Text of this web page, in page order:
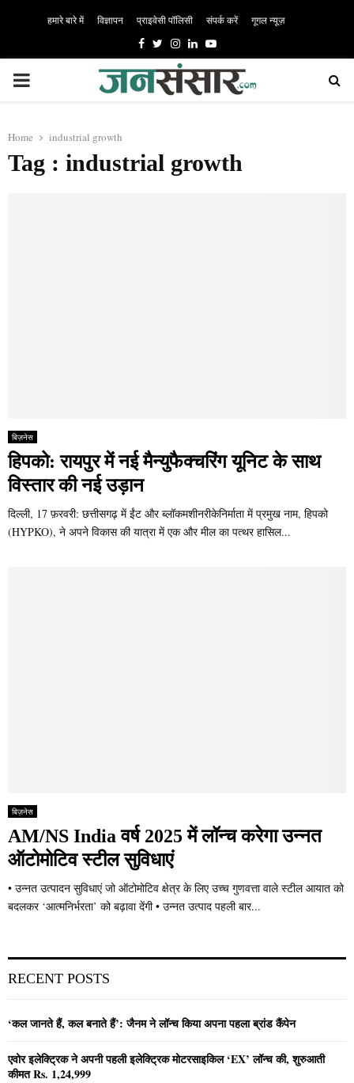
हमारे बारे में विज्ञापन प्राइवेसी पॉलिसी संपर्क करें गूगल न्यूज़
Facebook
TwitterInstagram
LinkedinYoutube
PRIMARY
Home industrial growth
Tag : industrial growth
बिज़नेस
हिपको: रायपुर में नई मैन्युफैक्चरिंग यूनिट के साथ
विस्तार की नई उड़ान
दिल्ली, 17 फ़रवरी: छत्तीसगढ़ में ईंट और ब्लॉकमशीनरीकेनिर्माता में प्रमुख नाम, हिपको
(HYPKO), ने अपने विकास की यात्रा में एक और मील का पत्थर हासिल...
बिज़नेस
AM/NS India वर्ष 2025 में लॉन्च करेगा उन्नत
ऑटोमोटिव स्टील सुविधाएं
• उन्नत उत्पादन सुविधाएं जो ऑटोमोटिव क्षेत्र के लिए उच्च गुणवत्ता वाले स्टील आयात को
बदलकर ‘आत्मनिर्भरता’ को बढ़ावा देंगी • उन्नत उत्पाद पहली बार...
RECENT POSTS
‘कल जानते हैं, कल बनाते हैं’: जैनम ने लॉन्च किया अपना पहला ब्रांड कैंपेन
एवोर इलेक्ट्रिक ने अपनी पहली इलेक्ट्रिक मोटरसाइकिल ‘EX’ लॉन्च की, शुरुआती
कीमत Rs. 1,24,999